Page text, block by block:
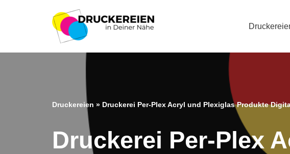
Druckereien » Druckerei Per-Plex Acryl und Plexiglas Produkte
Druckerei Per-Plex